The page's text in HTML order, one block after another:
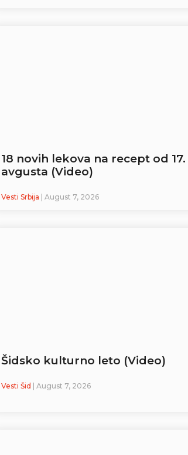
18 novih lekova na recept od 17.
avgusta (Video)
Vesti Srbija | August 7, 2026
Šidsko kulturno leto (Video)
Vesti Šid | August 7, 2026